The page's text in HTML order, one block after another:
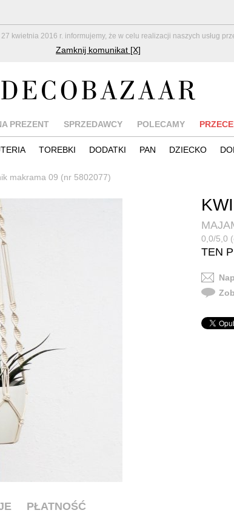
kwietnia 2016 r. informujemy, że w celu realizacji naszych usług
Zamknij komunikat [X]
PREZENT SPRZEDAWCY POLECAMY
TOREBKI DODATKI PAN DZIECKO
makrama 09 (nr 5802077)
0,0/5,0
TEN
PŁATNOŚĆ